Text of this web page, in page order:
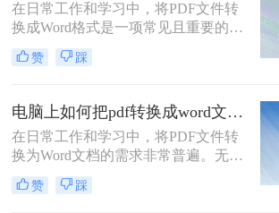
在日常工作和学习中，将PDF文件转
换成Word格式是一项常见且重要的任
务。Word文档因其编辑灵活性和兼容
性而广受欢迎，特别是在需要修改或
转换成Word格式呢？本文将介绍四种
将PDF转换成Word格式的方法。
赞 踩
电脑上如何把pdf转换成word文档？教你四种常用转换方法！
在日常工作和学习中，将PDF文件转
换为Word文档的需求非常普遍。无论
是为了编辑文本，还是为了重新排
版，将PDF转换为Word都能带来很大
赞 踩